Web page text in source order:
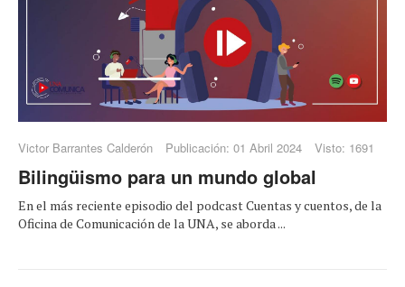
Victor Barrantes Calderón Publicación: 01 Abril 2024 Visto: 1691
Bilingüismo para un mundo global
En el más reciente episodio del podcast Cuentas y cuentos, de la
Oficina de Comunicación de la UNA, se aborda ...